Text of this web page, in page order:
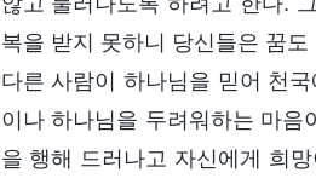
복을 받지 못하니 당신들은 꿈
다른 사람이 하나님을 믿어 천
이나 하나님을 두려워하는 마
을 행해 드러나고 자신에게 희